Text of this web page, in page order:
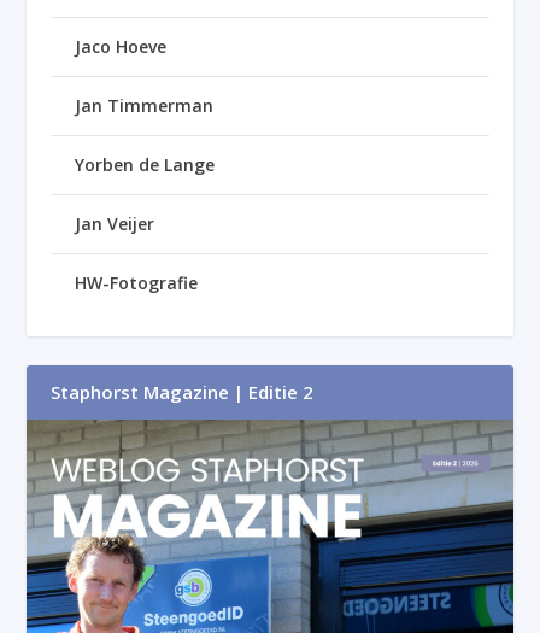
Jaco Hoeve
Jan Timmerman
Yorben de Lange
Jan Veijer
HW-Fotografie
Staphorst Magazine | Editie 2